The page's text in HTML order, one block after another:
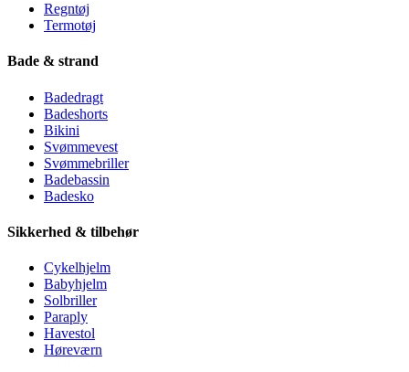
Regntøj
Termotøj
Bade & strand
Badedragt
Badeshorts
Bikini
Svømmevest
Svømmebriller
Badebassin
Badesko
Sikkerhed & tilbehør
Cykelhjelm
Babyhjelm
Solbriller
Paraply
Havestol
Høreværn